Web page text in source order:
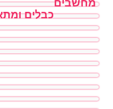
מחשבים
כבלים